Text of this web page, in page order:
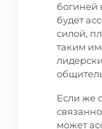
богиней
будет
силой,
таким
Если же
может